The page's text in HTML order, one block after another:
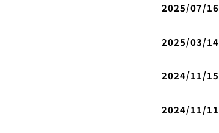
2025/07/16
2025/03/14
2024/11/15
2024/11/11